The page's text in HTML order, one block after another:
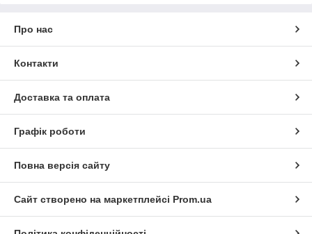
Про нас
Контакти
Доставка та оплата
Графік роботи
Повна версія сайту
Сайт створено на маркетплейсі Prom.ua